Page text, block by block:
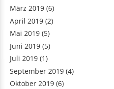
März 2019 (6)
April 2019 (2)
Mai 2019 (5)
Juni 2019 (5)
Juli 2019 (1)
September 2019 (4)
Oktober 2019 (6)